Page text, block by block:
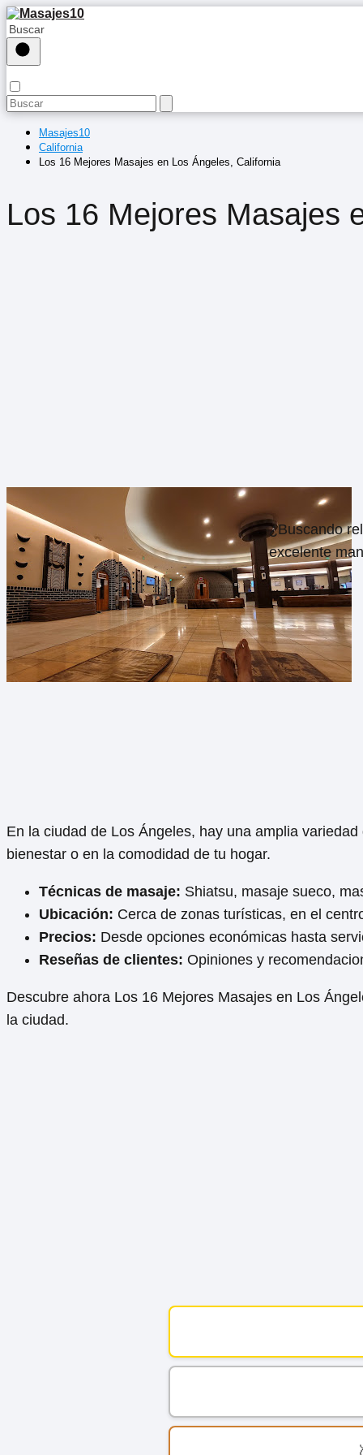
Masajes10
California
Los 16 Mejores Masajes en Los Ángeles, California
Los 16 Mejores Masajes
¿Buscando
excelente
En la ciudad de Los Ángeles, hay una amplia
bienestar o en la comodidad de tu hogar.
Técnicas de masaje: Shiatsu, masaje sueco,
Ubicación: Cerca de zonas turísticas, en el
Precios: Desde opciones económicas hasta
Reseñas de clientes: Opiniones y
Descubre ahora Los 16 Mejores Masajes en Los
la ciudad.